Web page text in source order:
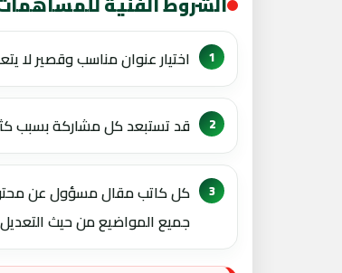
اختيار عنوان مناسب وقصير لا
قد تستبعد كل مشاركة بسبب
كل كاتب مقال مسؤول عن
جميع المواضيع من حيث